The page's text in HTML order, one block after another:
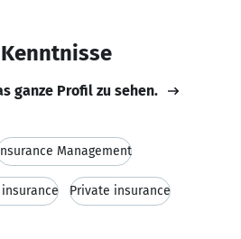
ganze Profil zu sehen.
Management
Private insurance